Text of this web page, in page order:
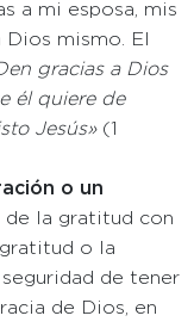
a mi esposa, mis
mismo. El
gracias a Dios
él quiere de
Jesús»(1
o un
de la gratitud con
o la
de tener
de Dios, en